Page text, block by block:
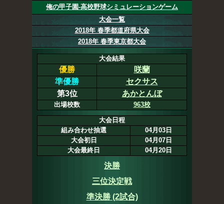
俺の甲子園-高校野球シミュレーションゲーム
大会一覧
2018年 春季都道府県大会
2018年 春季東京都大会
大会結果
優勝
咲蘭
準優勝
セクサス
第3位
あかとんぼ
出場校数 963校
大会日程
組み合わせ抽選
04月03日
大会初日
04月07日
大会最終日
04月20日
決勝
三位決定戦
準決勝 (2試合)